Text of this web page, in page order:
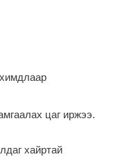
цаг иржээ.
хайртай